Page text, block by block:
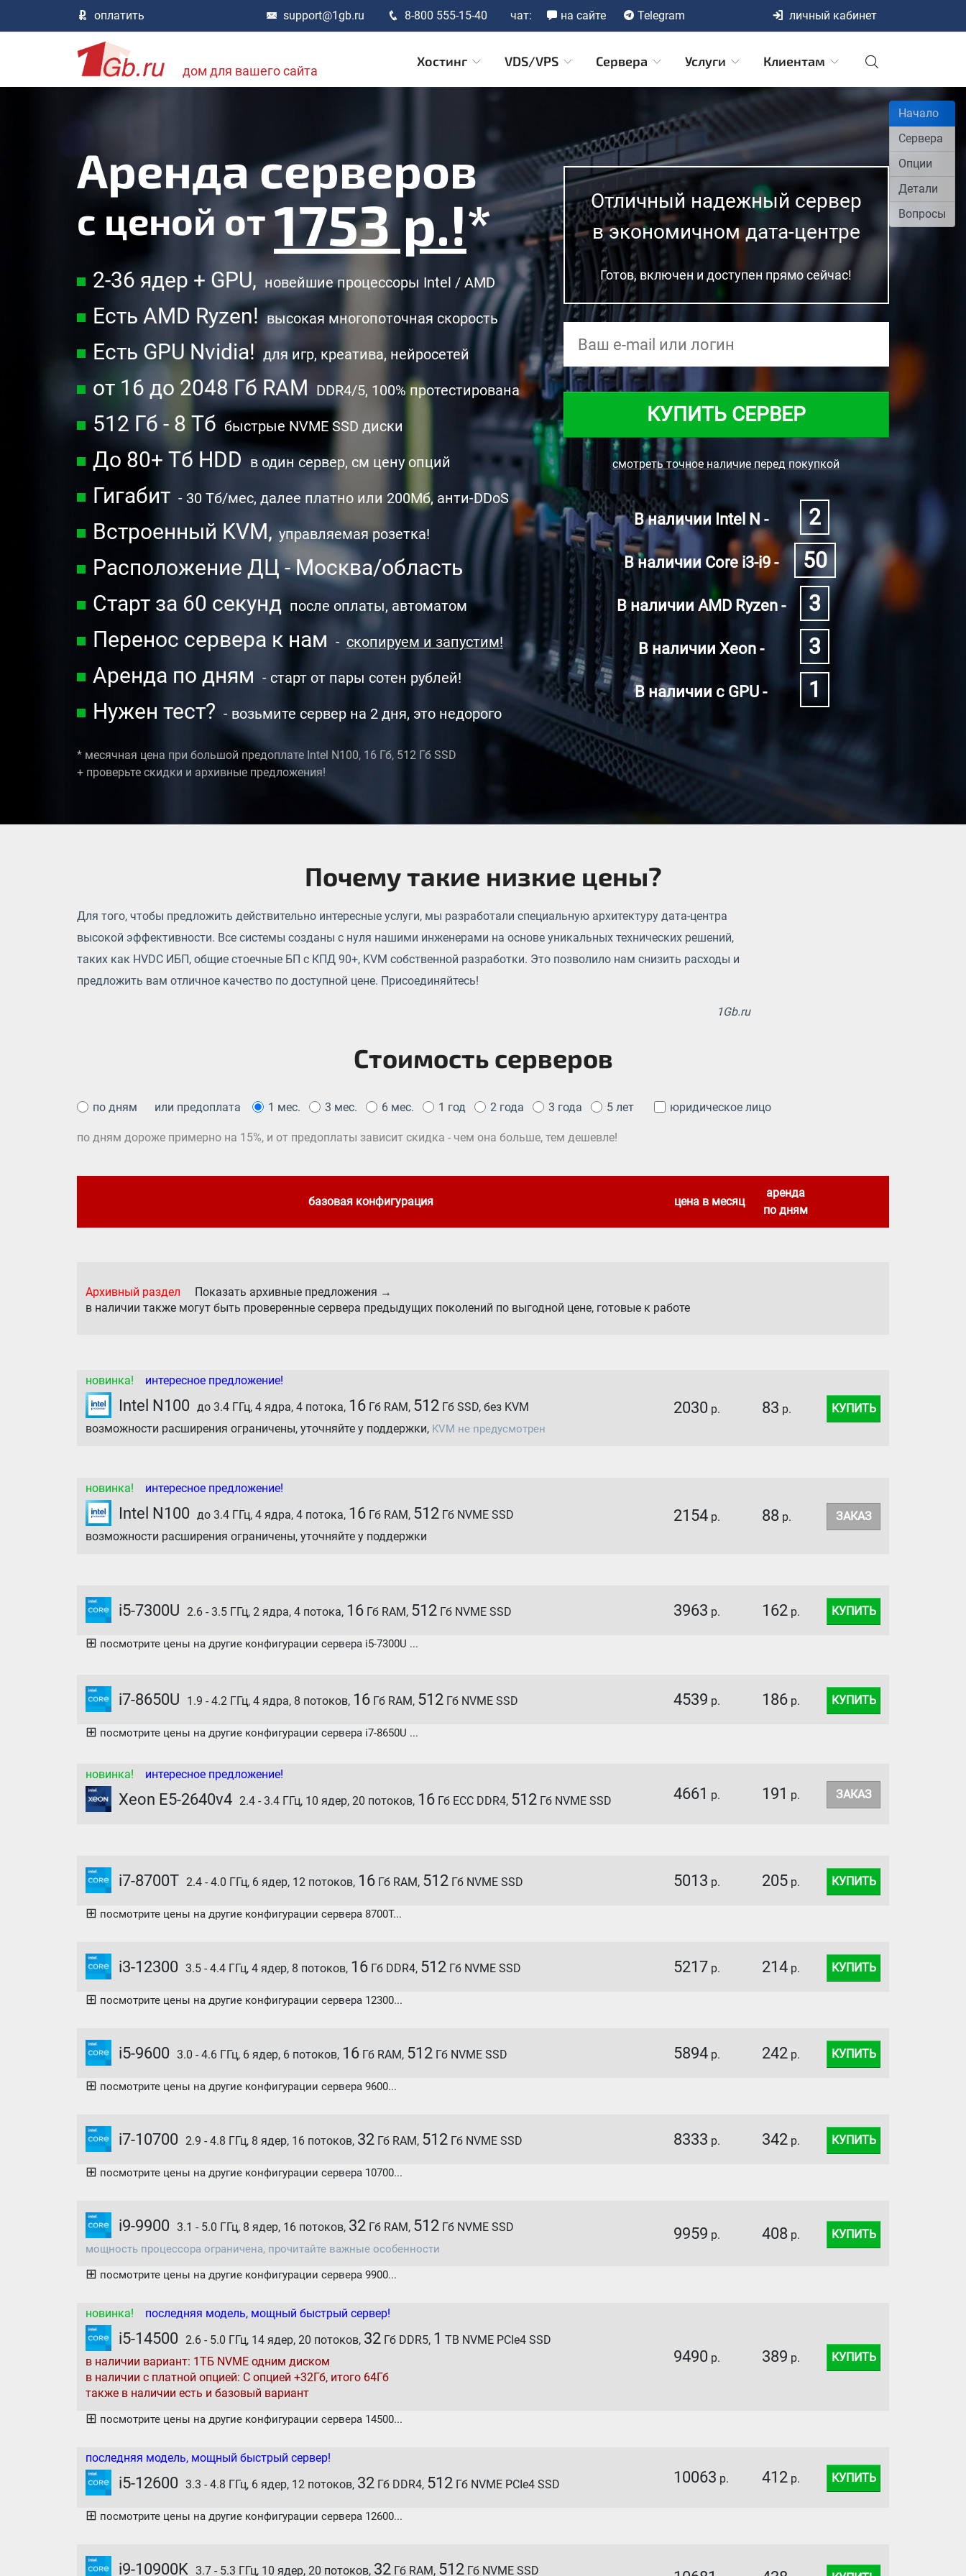
оплатить support@1gb.ru 8-800 555-15-40 чат: на сайте Telegram личный кабинет
дом для вашего сайта
Хостинг VDS/VPS Сервера Услуги Клиентам
Начало
Сервера
Опции
Детали
Вопросы
Аренда серверов
с ценой от1753 р.!*
2-36 ядер + GPU, новейшие процессоры Intel / AMD
Есть AMD Ryzen!высокая многопоточная скорость
Есть GPU Nvidia! для игр, креатива, нейросетей
от 16 до 2048 Гб RAM DDR4/5, 100% протестирована
512 Гб - 8 Тб быстрые NVME SSD диски
До 80+ Тб HDD в один сервер, см цену опций
Гигабит - 30 Тб/мес, далее платно или 200Мб, анти-DDoS
Встроенный KVM, управляемая розетка!
Расположение ДЦ - Москва/область
Старт за 60 секунд после оплаты, автоматом
Перенос сервера к нам - скопируем и запустим!
Аренда по дням - старт от пары сотен рублей!
Нужен тест? - возьмите сервер на 2 дня, это недорого
* месячная цена при большой предоплате Intel N100, 16 Гб, 512 Гб SSD
+ проверьте скидки и архивные предложения!
Отличный надежный сервер
в экономичном дата-центре
Готов, включен и доступен прямо сейчас!
КУПИТЬ СЕРВЕР
смотреть точное наличие перед покупкой
В наличии Intel N - 2
В наличии Core i3-i9 - 50
В наличии AMD Ryzen - 3
В наличии Xeon - 3
В наличии с GPU - 1
Почему такие низкие цены?
Для того, чтобы предложить действительно интересные услуги, мы разработали специальную архитектуру дата-центра
высокой эффективности. Все системы созданы с нуля нашими инженерами на основе уникальных технических решений,
таких как HVDC ИБП, общие стоечные БП с КПД 90+, KVM собственной разработки. Это позволило нам снизить расходы и
предложить вам отличное качество по доступной цене. Присоединяйтесь!
1Gb.ru
Стоимость серверов
по дням или предоплата 1 мес. 3 мес. 6 мес. 1 год 2 года 3 года 5 лет юридическое лицо
по дням дороже примерно на 15%, и от предоплаты зависит скидка - чем она больше, тем дешевле!
базовая конфигурация цена в месяц
аренда
по дням
Архивный раздел Показать архивные предложения →
в наличии также могут быть проверенные сервера предыдущих поколений по выгодной цене, готовые к работе
новинка! интересное предложение!
Intel N100 до 3.4 ГГц, 4 ядра, 4 потока, 16Гб RAM, 512Гб SSD, без KVM
возможности расширения ограничены, уточняйте у поддержки, KVM не предусмотрен
2030 р. 83 р. КУПИТЬ
новинка! интересное предложение!
Intel N100 до 3.4 ГГц, 4 ядра, 4 потока, 16Гб RAM, 512Гб NVME SSD
возможности расширения ограничены, уточняйте у поддержки
2154 р. 88 р. ЗАКАЗ
i5-7300U 2.6 - 3.5 ГГц, 2 ядра, 4 потока, 16 Гб RAM, 512 Гб NVME SSD 3963 р. 162 р. КУПИТЬ
⊞ посмотрите цены на другие конфигурации сервера i5-7300U ...
i7-8650U 1.9 - 4.2 ГГц, 4 ядра, 8 потоков, 16 Гб RAM, 512 Гб NVME SSD 4539 р. 186 р. КУПИТЬ
⊞ посмотрите цены на другие конфигурации сервера i7-8650U ...
новинка! интересное предложение!
Xeon E5-2640v4 2.4 - 3.4 ГГц, 10 ядер, 20 потоков, 16 Гб ECC DDR4, 512 Гб NVME SSD 4661 р. 191 р. ЗАКАЗ
i7-8700T 2.4 - 4.0 ГГц, 6 ядер, 12 потоков, 16 Гб RAM, 512 Гб NVME SSD 5013 р. 205 р. КУПИТЬ
⊞ посмотрите цены на другие конфигурации сервера 8700T...
i3-12300 3.5 - 4.4 ГГц, 4 ядер, 8 потоков, 16 Гб DDR4, 512 Гб NVME SSD 5217 р. 214 р. КУПИТЬ
⊞ посмотрите цены на другие конфигурации сервера 12300...
i5-9600 3.0 - 4.6 ГГц, 6 ядер, 6 потоков, 16 Гб RAM, 512 Гб NVME SSD 5894 р. 242 р. КУПИТЬ
⊞ посмотрите цены на другие конфигурации сервера 9600...
i7-10700 2.9 - 4.8 ГГц, 8 ядер, 16 потоков, 32 Гб RAM, 512 Гб NVME SSD 8333 р. 342 р. КУПИТЬ
⊞ посмотрите цены на другие конфигурации сервера 10700...
i9-9900 3.1 - 5.0 ГГц, 8 ядер, 16 потоков, 32 Гб RAM, 512 Гб NVME SSD
мощность процессора ограничена, прочитайте важные особенности
9959 р. 408 р. КУПИТЬ
⊞ посмотрите цены на другие конфигурации сервера 9900...
новинка! последняя модель, мощный быстрый сервер!
i5-14500 2.6 - 5.0 ГГц, 14 ядер, 20 потоков, 32 Гб DDR5, 1 TB NVME PCIe4 SSD
в наличии вариант: 1ТБ NVME одним диском
в наличии с платной опцией: С опцией +32Гб, итого 64Гб
также в наличии есть и базовый вариант
9490 р. 389 р. КУПИТЬ
⊞ посмотрите цены на другие конфигурации сервера 14500...
последняя модель, мощный быстрый сервер!
i5-12600 3.3 - 4.8 ГГц, 6 ядер, 12 потоков, 32 Гб DDR4, 512 Гб NVME PCIe4 SSD 10063 р. 412 р. КУПИТЬ
⊞ посмотрите цены на другие конфигурации сервера 12600...
i9-10900K 3.7 - 5.3 ГГц, 10 ядер, 20 потоков, 32 Гб RAM, 512 Гб NVME SSD